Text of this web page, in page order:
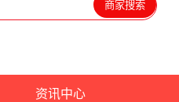
资讯中心